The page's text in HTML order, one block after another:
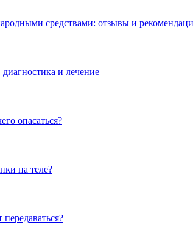
средствами: отзывы и
и лечение
опасаться?
на теле?